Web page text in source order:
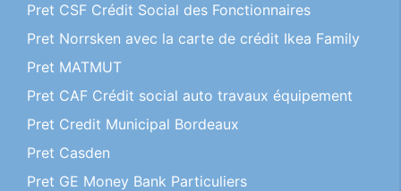
Pret CSF Crédit Social des Fonctionnaires
Pret Norrsken avec la carte de crédit Ikea Family
Pret MATMUT
Pret CAF Crédit social auto travaux équipement
Pret Credit Municipal Bordeaux
Pret Casden
Pret GE Money Bank Particuliers